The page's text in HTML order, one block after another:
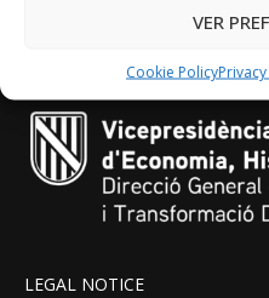
VER
Cookie Policy
LEGAL NOTICE